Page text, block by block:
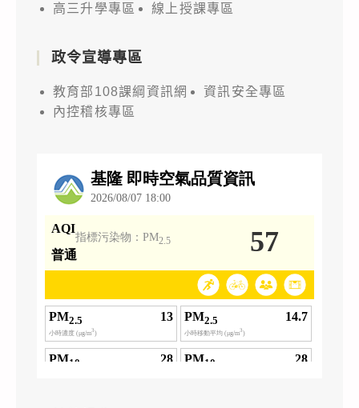
高三升學專區
線上授課專區
政令宣導專區
教育部108課綱資訊網
資訊安全專區
內控稽核專區